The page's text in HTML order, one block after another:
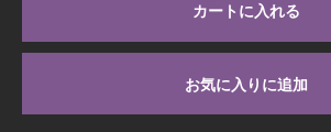
カートに入れる
お気に入りに追加